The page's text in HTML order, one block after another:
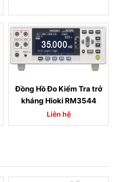
Đồng Hồ Đo Kiểm Tra trở
kháng Hioki RM3544
Liên hệ